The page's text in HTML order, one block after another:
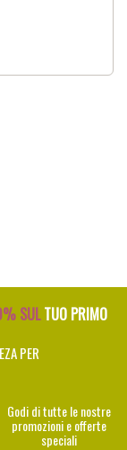
SULTUO PRIMO
PER
Godi di tutte le nostre
promozioni e offerte
speciali